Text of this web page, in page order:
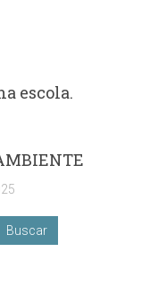
escola.